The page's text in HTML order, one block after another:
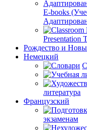
E-books
Presentation
Рождество и
Немецкий
литература
Французский
экзаменам